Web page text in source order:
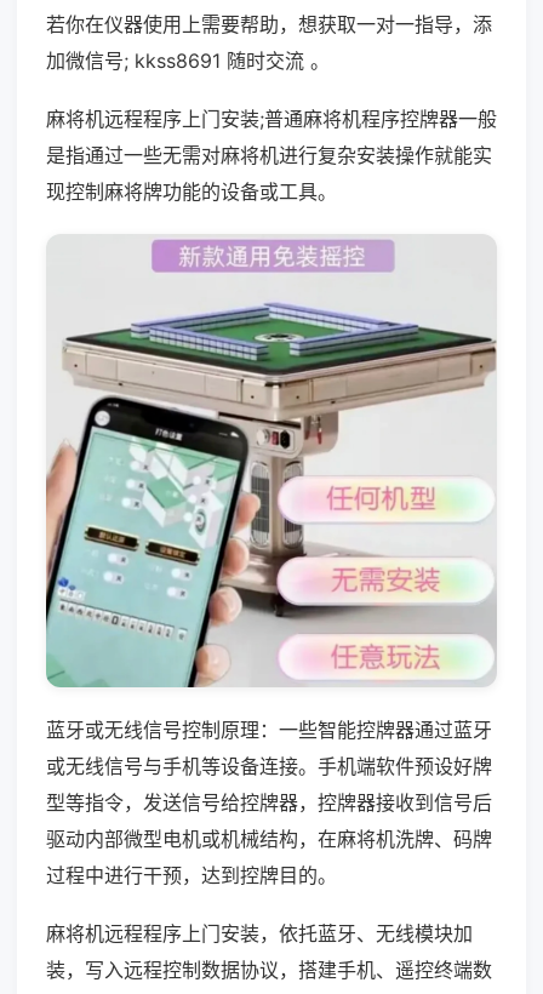
若你在仪器使用上需要帮助，想获取一对一指导，添
加微信号; kkss8691 随时交流 。
麻将机远程程序上门安装;普通麻将机程序控牌器一般
是指通过一些无需对麻将机进行复杂安装操作就能实
现控制麻将牌功能的设备或工具。
蓝牙或无线信号控制原理：一些智能控牌器通过蓝牙
或无线信号与手机等设备连接。手机端软件预设好牌
型等指令，发送信号给控牌器，控牌器接收到信号后
驱动内部微型电机或机械结构，在麻将机洗牌、码牌
过程中进行干预，达到控牌目的。
麻将机远程程序上门安装，依托蓝牙、无线模块加
装，写入远程控制数据协议，搭建手机、遥控终端数